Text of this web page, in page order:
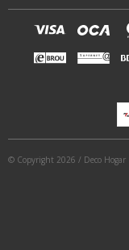
© Copyright 2026 / Deco Hogar